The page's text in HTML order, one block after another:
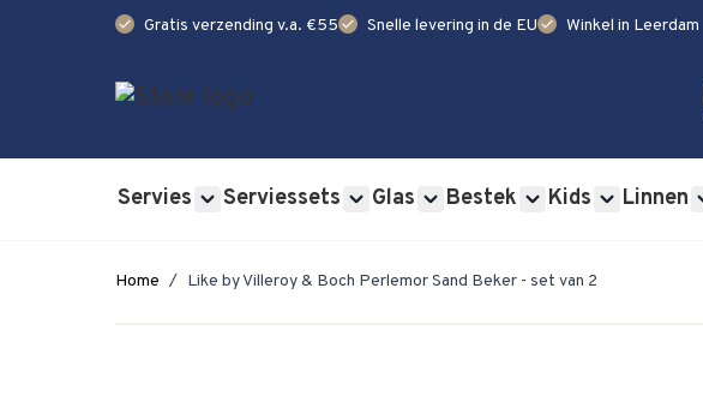
check Gratis verzending v.a. €55check Snelle levering in de EUcheck Winkel in Leerdam
Servies Serviessets Glas Bestek Kids Linnen
Home / Like by Villeroy & Boch Perlemor Sand Beker - set van 2